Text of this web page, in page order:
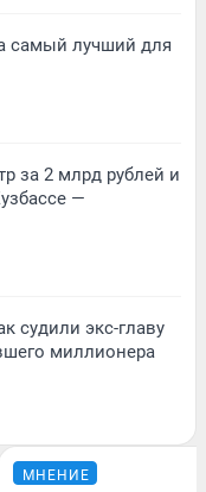
самый лучший для
за 2 млрд рублей и
—
судили экс-главу
миллионера
МНЕНИЕ